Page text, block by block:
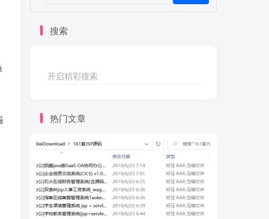
搜索
开启精彩搜索
热门文章